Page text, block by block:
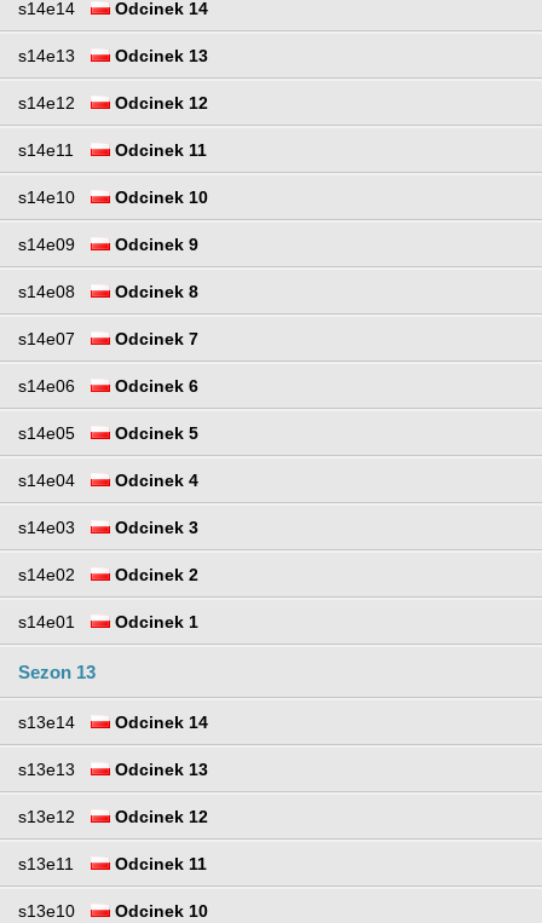
s14e14 Odcinek 14
s14e13 Odcinek 13
s14e12 Odcinek 12
s14e11 Odcinek 11
s14e10 Odcinek 10
s14e09 Odcinek 9
s14e08 Odcinek 8
s14e07 Odcinek 7
s14e06 Odcinek 6
s14e05 Odcinek 5
s14e04 Odcinek 4
s14e03 Odcinek 3
s14e02 Odcinek 2
s14e01 Odcinek 1
Sezon 13
s13e14 Odcinek 14
s13e13 Odcinek 13
s13e12 Odcinek 12
s13e11 Odcinek 11
s13e10 Odcinek 10